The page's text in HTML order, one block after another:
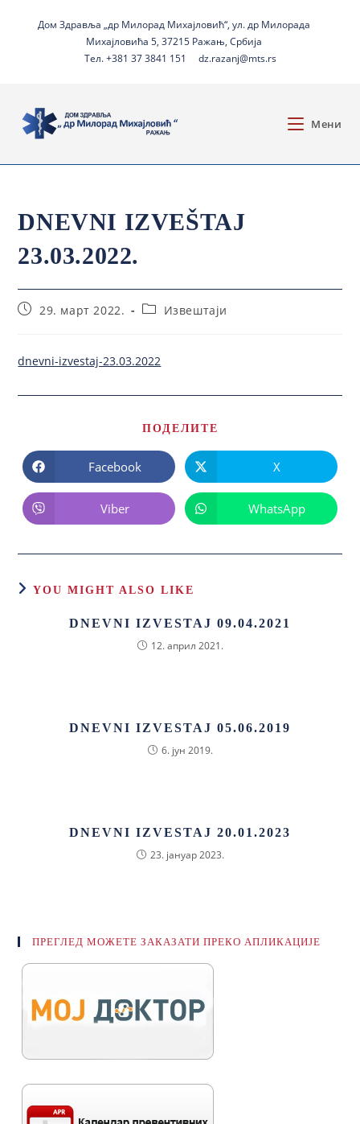
Дом Здравља „др Милорад Михајловић“, ул. др Милорада
Михајловића 5, 37215 Ражањ, Србија
Тел. +381 37 3841 151
dz.razanj@mts.rs
Мени
DNEVNI IZVEŠTAJ
23.03.2022.
29. март 2022. Извештаји
dnevni-izvestaj-23.03.2022
ПОДЕЛИТЕ
Facebook X
Viber WhatsApp
YOU MIGHT ALSO LIKE
DNEVNI IZVESTAJ 09.04.2021
12. април 2021.
DNEVNI IZVESTAJ 05.06.2019
6. јун 2019.
DNEVNI IZVESTAJ 20.01.2023
23. јануар 2023.
ПРЕГЛЕД МОЖЕТЕ ЗАКАЗАТИ ПРЕКО АПЛИКАЦИЈЕ